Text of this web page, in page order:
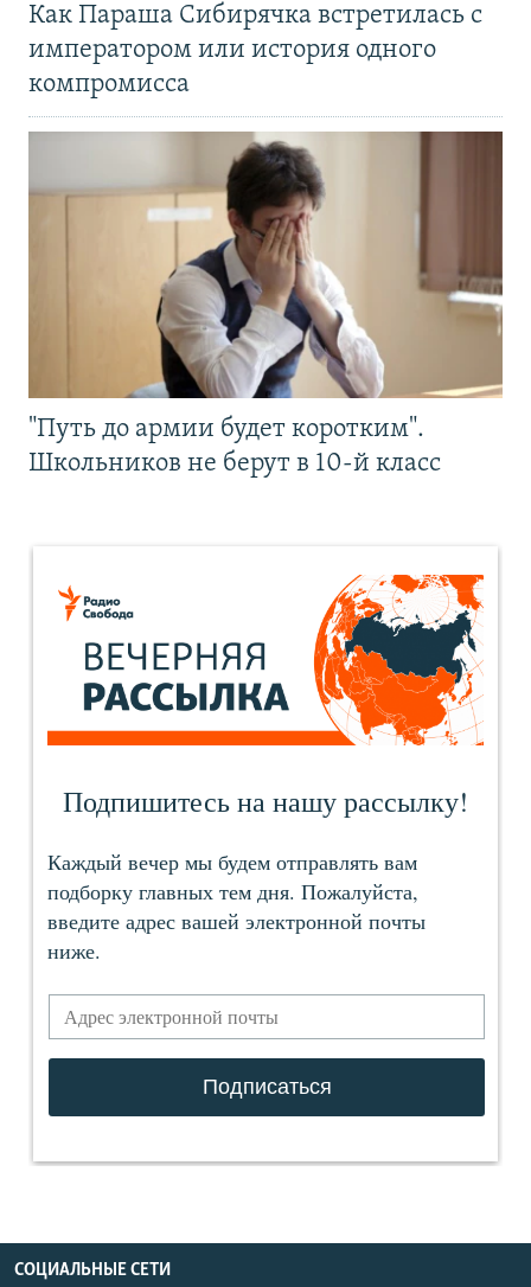
Как Параша Сибирячка встретилась с
императором или история одного
компромисса
"Путь до армии будет коротким".
Школьников не берут в 10-й класс
СОЦИАЛЬНЫЕ СЕТИ